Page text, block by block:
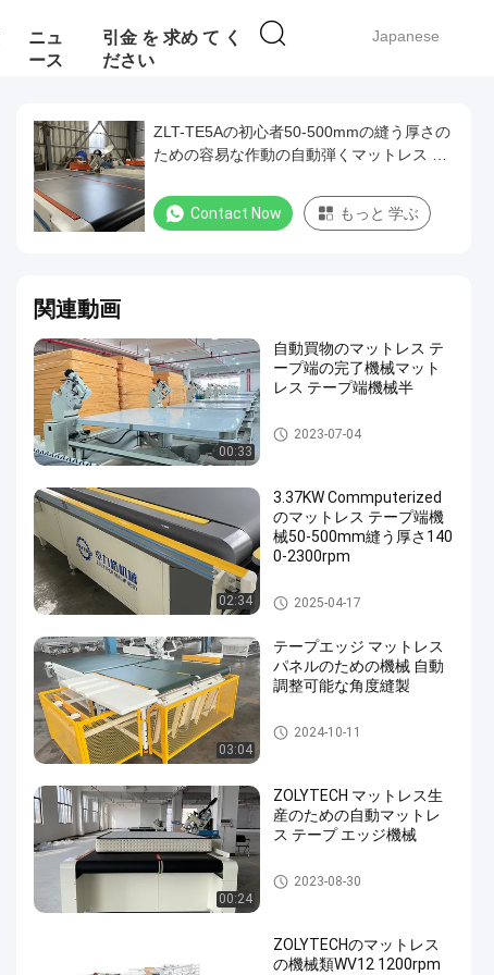
Japanese
ニュ
ース
引金 を 求め て く
ださい
ZLT-TE5Aの初心者50-500mmの縫う厚さの
ための容易な作動の自動弾くマットレス テ
Contact Now もっと 学ぶ
関連動画
00:33
自動買物のマットレス テ
ープ端の完了機械マット
レス テープ端機械半
マットレス テープ端機械
2023-07-04
02:34
3.37KW Commputerized
のマットレス テープ端機
械50-500mm縫う厚さ140
0-2300rpm
マットレス テープ端機械
2025-04-17
03:04
テープエッジ マットレス
パネルのための機械 自動
調整可能な角度縫製
マットレス テープ端機械
2024-10-11
00:24
ZOLYTECH マットレス生
産のための自動マットレ
ス テープ エッジ機械
マットレス テープ端機械
2023-08-30
ZOLYTECHのマットレス
の機械類WV12 1200rpm